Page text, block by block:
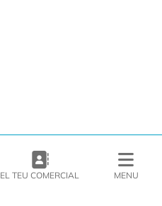
EL TEU COMERCIAL MENU